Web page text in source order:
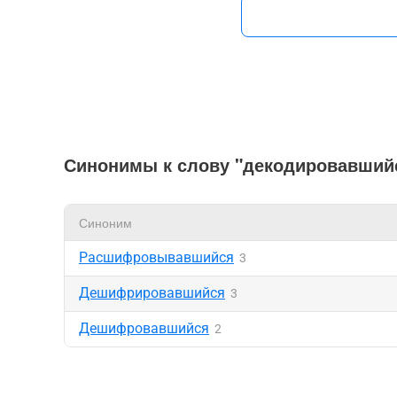
Синонимы к слову
Синоним
Расшифровывавшийся 3
Дешифрировавшийся 3
Дешифровавшийся 2